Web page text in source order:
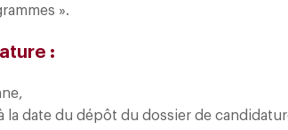
».
:
à la date du dépôt du dossier de